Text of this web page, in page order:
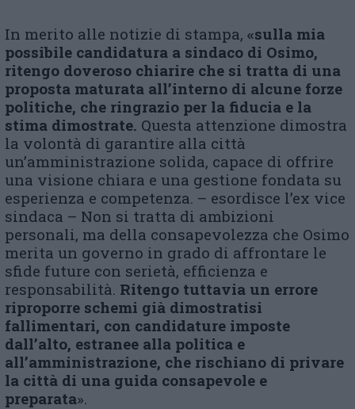
In merito alle notizie di stampa, «sulla mia
possibile candidatura a sindaco di Osimo,
ritengo doveroso chiarire che si tratta di una
proposta maturata all’interno di alcune forze
politiche, che ringrazio per la fiducia e la
stima dimostrate. Questa attenzione dimostra
la volontà di garantire alla città
un’amministrazione solida, capace di offrire
una visione chiara e una gestione fondata su
esperienza e competenza. – esordisce l’ex vice
sindaca – Non si tratta di ambizioni
personali, ma della consapevolezza che Osimo
merita un governo in grado di affrontare le
sfide future con serietà, efficienza e
responsabilità. Ritengo tuttavia un errore
riproporre schemi già dimostratisi
fallimentari, con candidature imposte
dall’alto, estranee alla politica e
all’amministrazione, che rischiano di privare
la città di una guida consapevole e
preparata».